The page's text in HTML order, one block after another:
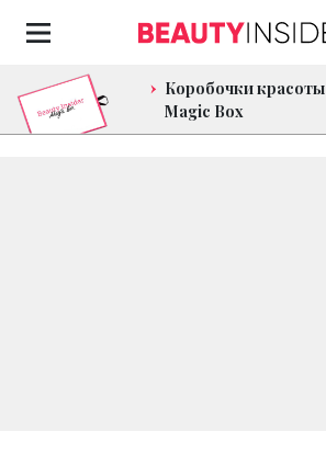
Коробочки красоты
Magic Box